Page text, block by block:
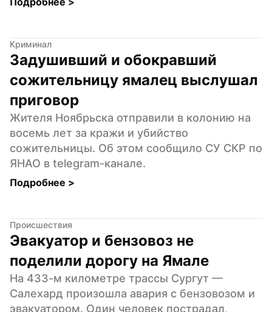
Криминал
Задушивший и обокравший
сожительницу ямалец выслушал
приговор
Жителя Ноябрьска отправили в колонию на
восемь лет за кражи и убийство
сожительницы. Об этом сообщило СУ СКР по
ЯНАО в telegram-канале.
Подробнее >
Происшествия
Эвакуатор и бензовоз не
поделили дорогу на Ямале
На 433-м километре трассы Сургут —
Салехард произошла авария с бензовозом и
эвакуатором. Один человек пострадал,